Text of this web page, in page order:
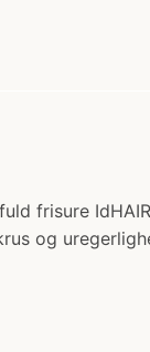
frisure
og